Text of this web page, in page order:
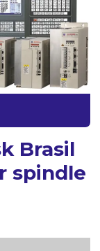
Brasil
spindle